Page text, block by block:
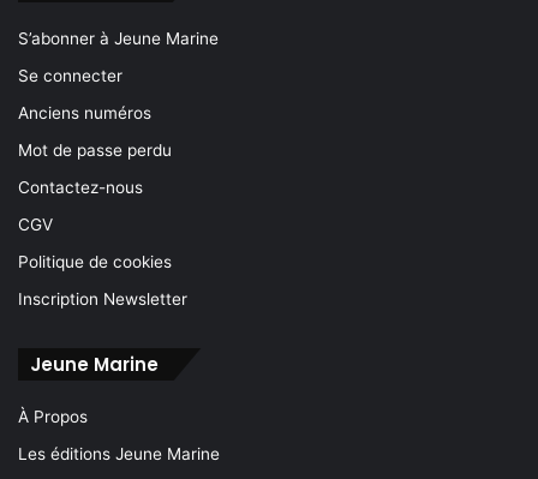
S’abonner à Jeune Marine
Se connecter
Anciens numéros
Mot de passe perdu
Contactez-nous
CGV
Politique de cookies
Inscription Newsletter
Jeune Marine
À Propos
Les éditions Jeune Marine